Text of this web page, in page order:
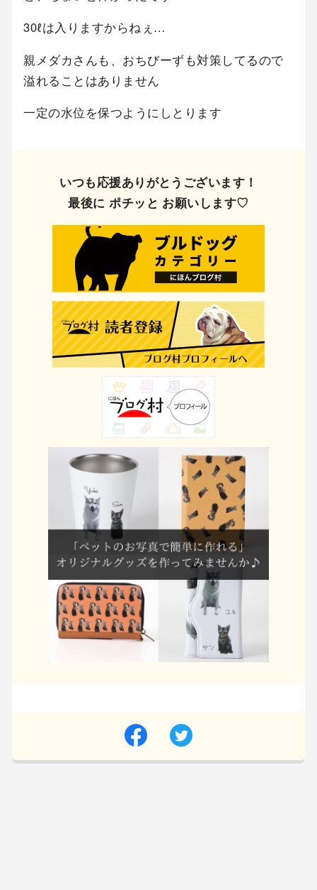
30ℓは入りますからねぇ…
親メダカさんも、おちびーずも対策してるので
溢れることはありません
一定の水位を保つようにしとります
いつも応援ありがとうございます！
最後に ポチッと お願いします♡